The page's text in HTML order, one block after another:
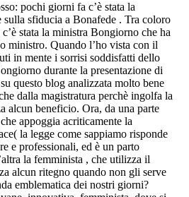
pochi giorni fa c’è stata la
sulla sfiducia a Bonafede . Tra coloro
stata la ministra Bongiorno che ha
ministro. Quando l’ho vista con il
in mente i sorrisi soddisfatti dello
durante la presentazione di
questo blog analizzata molto bene
dalla magistratura perchè ingolfa la
alcun beneficio. Ora, da una parte
appoggia acriticamente la
la legge come sappiamo risponde
e professionali, ed è un parto
la femminista , che utilizza il
alcun ritegno quando non gli serve
emblematica dei nostri giorni?